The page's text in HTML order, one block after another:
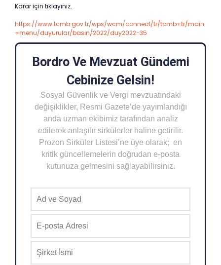
Karar için tıklayınız.
https://www.tcmb.gov.tr/wps/wcm/connect/tr/tcmb+tr/main
+menu/duyurular/basin/2022/duy2022-35
Bordro Ve Mevzuat Gündemi
Cebinize Gelsin!
Sosyal Güvenlik ve Vergi mevzuatındaki
değişiklikler, Resmi Gazete’de yayımlandığı
anda uzman ekibimiz tarafından analiz
edilerek anlaşılır sirkülerler haline getirilir.
Prozon Sirküler Listesi’ne üye olarak; en
kritik güncellemelerin doğrudan e-posta
kutunuza gelmesini sağlayabilirsiniz.